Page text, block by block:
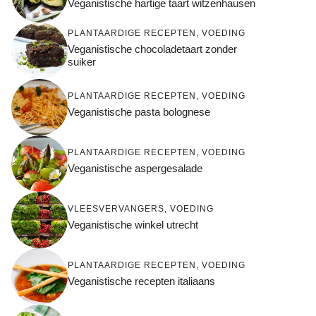
Veganistische hartige taart witzenhausen
PLANTAARDIGE RECEPTEN , VOEDING
Veganistische chocoladetaart zonder
suiker
PLANTAARDIGE RECEPTEN , VOEDING
Veganistische pasta bolognese
PLANTAARDIGE RECEPTEN , VOEDING
Veganistische aspergesalade
VLEESVERVANGERS, VOEDING
Veganistische winkel utrecht
PLANTAARDIGE RECEPTEN , VOEDING
Veganistische recepten italiaans